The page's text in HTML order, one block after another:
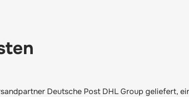
Deutsche Post DHL Group geliefert,